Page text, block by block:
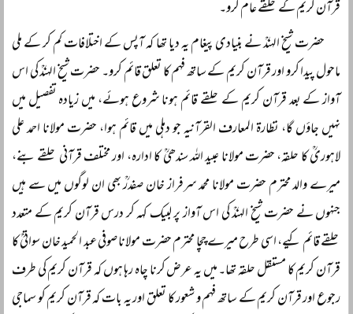
قرآن کریم کے حلقے عام کرو۔
حضرت شیخ الہندؒ نے بنیادی پیغام یہ دیا تھا کہ آپس کے اختلافات کم کر کے ملی
ماحول پیدا کرو اور قرآن کریم کے ساتھ فہم کا تعلق قائم کرو۔ حضرت شیخ الہندؒ کی اس
آواز کے بعد قرآن کریم کے حلقے قائم ہونا شروع ہوئے، میں زیادہ تفصیل میں
نہیں جاؤں گا، نظارۃ المعارف القرآنیہ جو دہلی میں قائم ہوا، حضرت مولانا احمد علی
لاہوریؒ کا حلقہ، حضرت مولانا عبید اللہ سندھیؒ کا ادارہ، اور مختلف قرآنی حلقے بنے،
میرے والد محترم حضرت مولانا محمد سرفراز خان صفدرؒ بھی ان لوگوں میں سے ہیں
جنہوں نے حضرت شیخ الہندؒ کی اس آواز پر لبیک کہہ کر درس قرآن کریم کے متعدد
حلقے قائم کیے، اسی طرح میرے چچا محترم حضرت مولانا صوفی عبد الحمید خان سواتیؒ کا
قرآن کریم کا مستقل حلقہ تھا۔ میں یہ عرض کرنا چاہ رہا ہوں کہ قرآن کریم کی طرف
رجوع اور قرآن کریم کے ساتھ فہم و شعور کا تعلق اور یہ بات کہ قرآن کریم کو سماجی